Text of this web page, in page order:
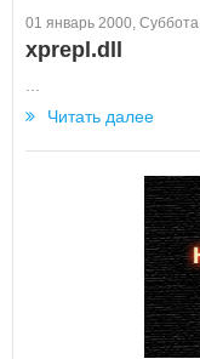
01 январь 2000, Суббота
xprepl.dll
Читать далее